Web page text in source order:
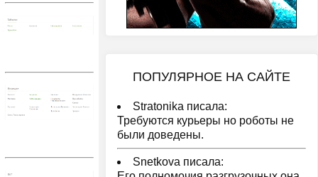
ПОПУЛЯРНОЕ НА САЙТЕ
Stratonika писала:
Требуются курьеры но роботы не
были доведены.
Snetkova писала: